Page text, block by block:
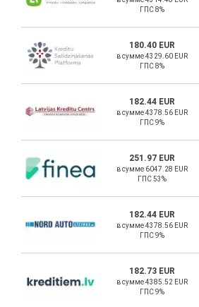
ГПС 8%
180.40 EUR
в сумме 4329.60 EUR
ГПС 8%
182.44 EUR
в сумме 4378.56 EUR
ГПС 9%
251.97 EUR
в сумме 6047.28 EUR
ГПС 53%
182.44 EUR
в сумме 4378.56 EUR
ГПС 9%
182.73 EUR
в сумме 4385.52 EUR
ГПС 9%